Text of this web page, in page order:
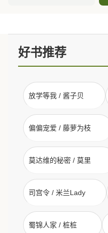
好书推荐
放学等我 / 酱子贝
偏偏宠爱 / 藤萝为枝
莫达维的秘密 / 莫里
司宫令 / 米兰Lady
蜀锦人家 / 桩桩